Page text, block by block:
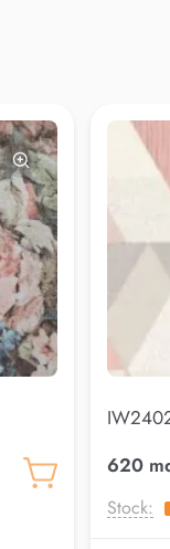
620
Stock: